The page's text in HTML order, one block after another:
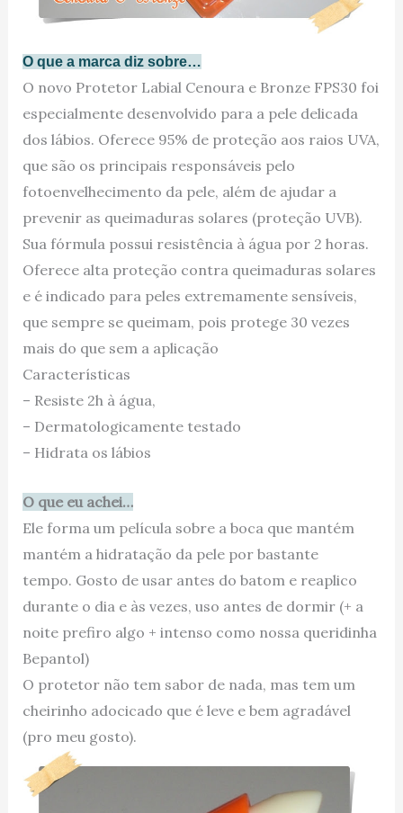
O que a marca diz sobre…
O novo Protetor Labial Cenoura e Bronze FPS30 foi
especialmente desenvolvido para a pele delicada
dos lábios. Oferece 95% de proteção aos raios UVA,
que são os principais responsáveis pelo
fotoenvelhecimento da pele, além de ajudar a
prevenir as queimaduras solares (proteção UVB).
Sua fórmula possui resistência à água por 2 horas.
Oferece alta proteção contra queimaduras solares
e é indicado para peles extremamente sensíveis,
que sempre se queimam, pois protege 30 vezes
mais do que sem a aplicação
Características
– Resiste 2h à água,
– Dermatologicamente testado
– Hidrata os lábios
O que eu achei…
Ele forma um película sobre a boca que mantém
mantém a hidratação da pele por bastante
tempo. Gosto de usar antes do batom e reaplico
durante o dia e às vezes, uso antes de dormir (+ a
noite prefiro algo + intenso como nossa queridinha
Bepantol)
O protetor não tem sabor de nada, mas tem um
cheirinho adocicado que é leve e bem agradável
(pro meu gosto).